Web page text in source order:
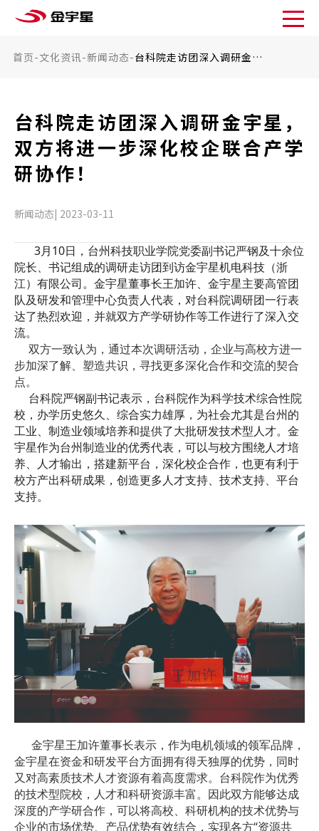
首页-文化资讯-新闻动态- 台科院走访团深入调研金宇星，双方将进一步深化校企联合产学研协作！
台科院走访团深入调研金宇星，
双方将进一步深化校企联合产学
研协作！
新闻动态| 2023-03-11
3月10日，台州科技职业学院党委副书记严钢及十余位
院长、书记组成的调研走访团到访金宇星机电科技（浙
江）有限公司。金宇星董事长王加许、金宇星主要高管团
队及研发和管理中心负责人代表，对台科院调研团一行表
达了热烈欢迎，并就双方产学研协作等工作进行了深入交
流。
双方一致认为，通过本次调研活动，企业与高校方进一
步加深了解、塑造共识，寻找更多深化合作和交流的契合
点。
台科院严钢副书记表示，台科院作为科学技术综合性院
校，办学历史悠久、综合实力雄厚，为社会尤其是台州的
工业、制造业领域培养和提供了大批研发技术型人才。金
宇星作为台州制造业的优秀代表，可以与校方围绕人才培
养、人才输出，搭建新平台，深化校企合作，也更有利于
校方产出科研成果，创造更多人才支持、技术支持、平台
支持。
金宇星王加许董事长表示，作为电机领域的领军品牌，
金宇星在资金和研发平台方面拥有得天独厚的优势，同时
又对高素质技术人才资源有着高度需求。台科院作为优秀
的技术型院校，人才和科研资源丰富。因此双方能够达成
深度的产学研合作，可以将高校、科研机构的技术优势与
企业的市场优势、产品优势有效结合，实现各方“资源共